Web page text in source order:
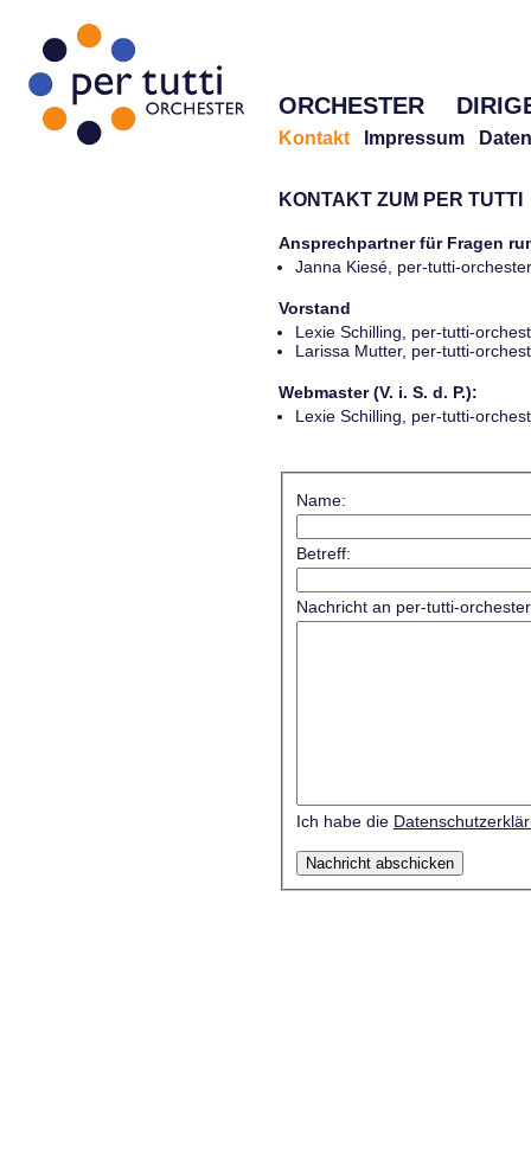
ORCHESTER
Kontakt Impressum
KONTAKT ZUM PER TUTTI
Ansprechpartner für Fragen
Janna Kiesé, per-tutti-
Vorstand
Lexie Schilling, per-tutti-
Larissa Mutter, per-tutti-
Webmaster (V. i. S. d. P.):
Lexie Schilling, per-tutti-
Name:
Betreff:
Nachricht an per-tutti-
Ich habe die